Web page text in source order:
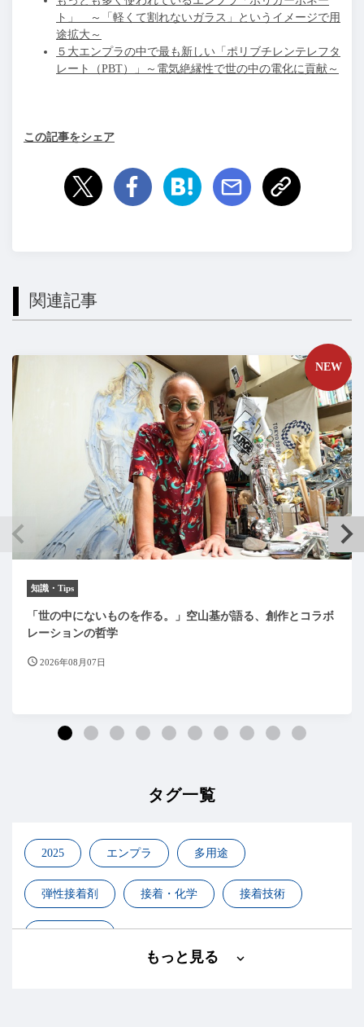
ト」 ～「軽くて割れないガラス」というイメージで用
途拡大～
５大エンプラの中で最も新しい「ポリブチレンテレフタ
レート（PBT）」～電気絶縁性で世の中の電化に貢献～
この記事をシェア
関連記事
知識・Tips
「世の中にないものを作る。」空山基が語る、創作とコラボ
レーションの哲学
2026年08月07日
NEW
タグ一覧
2025 エンプラ 多用途
弾性接着剤 接着・化学 接着技術
もっと見る